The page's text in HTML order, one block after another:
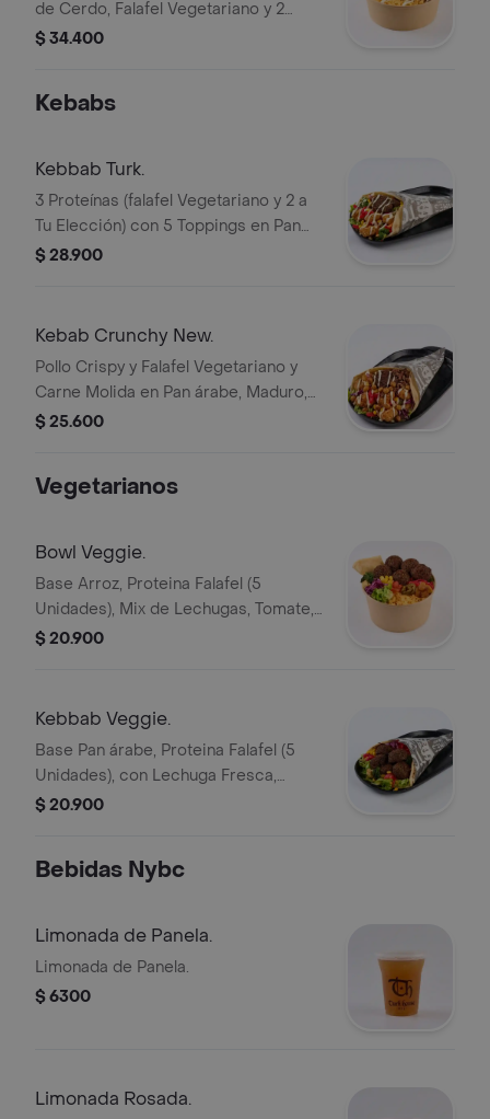
de Cerdo, Falafel Vegetariano y 2
Proteínas a Tu Elección, Doble
$ 34.400
Kebabs
Kebbab Turk.
3 Proteínas (falafel Vegetariano y 2 a
Tu Elección) con 5 Toppings en Pan
árabe, Lechuga, Tomate y White
$ 28.900
Kebab Crunchy New.
Pollo Crispy y Falafel Vegetariano y
Carne Molida en Pan árabe, Maduro,
Maíz Dulce, Garbanzos Tostados,
$ 25.600
Vegetarianos
Bowl Veggie.
Base Arroz, Proteina Falafel (5
Unidades), Mix de Lechugas, Tomate,
Pan y 7 Toppings a Eleccion.
$ 20.900
Kebbab Veggie.
Base Pan árabe, Proteina Falafel (5
Unidades), con Lechuga Fresca,
Tomate y Nuestra Famosa White
$ 20.900
Bebidas Nybc
Limonada de Panela.
Limonada de Panela.
$ 6300
Limonada Rosada.